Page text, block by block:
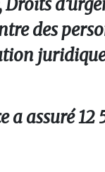
Droits
des
a assuré